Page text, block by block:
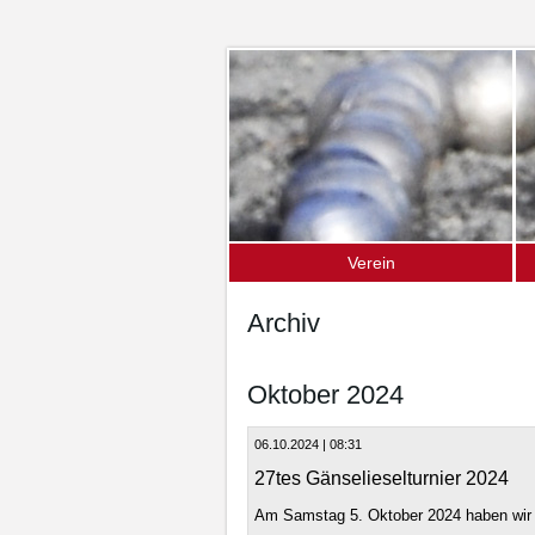
Verein
Archiv
Oktober 2024
06.10.2024 | 08:31
27tes Gänselieselturnier 2024
Am Samstag 5. Oktober 2024 haben